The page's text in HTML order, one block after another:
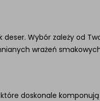
Wybór zależy od
wrażeń
doskonale